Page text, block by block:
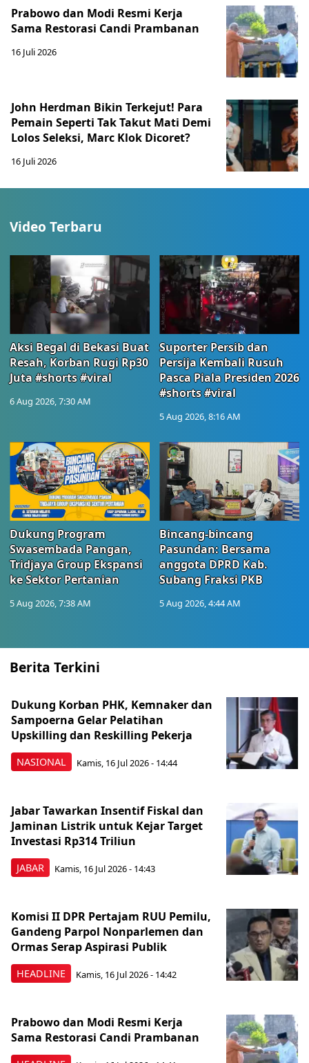
Prabowo dan Modi Resmi Kerja
Sama Restorasi Candi Prambanan
16 Juli 2026
John Herdman Bikin Terkejut! Para
Pemain Seperti Tak Takut Mati Demi
Lolos Seleksi, Marc Klok Dicoret?
16 Juli 2026
Video Terbaru
Aksi Begal di Bekasi Buat
Resah, Korban Rugi Rp30
Juta #shorts #viral
6 Aug 2026, 7:30 AM
Suporter Persib dan
Persija Kembali Rusuh
Pasca Piala Presiden 2026
#shorts #viral
5 Aug 2026, 8:16 AM
Dukung Program
Swasembada Pangan,
Tridjaya Group Ekspansi
ke Sektor Pertanian
5 Aug 2026, 7:38 AM
Bincang-bincang
Pasundan: Bersama
anggota DPRD Kab.
Subang Fraksi PKB
5 Aug 2026, 4:44 AM
Berita Terkini
NASIONAL
Dukung Korban PHK, Kemnaker dan
Sampoerna Gelar Pelatihan
Upskilling dan Reskilling Pekerja
Kamis, 16 Jul 2026 - 14:44
JABAR
Jabar Tawarkan Insentif Fiskal dan
Jaminan Listrik untuk Kejar Target
Investasi Rp314 Triliun
Kamis, 16 Jul 2026 - 14:43
HEADLINE
Komisi II DPR Pertajam RUU Pemilu,
Gandeng Parpol Nonparlemen dan
Ormas Serap Aspirasi Publik
Kamis, 16 Jul 2026 - 14:42
Prabowo dan Modi Resmi Kerja
Sama Restorasi Candi Prambanan